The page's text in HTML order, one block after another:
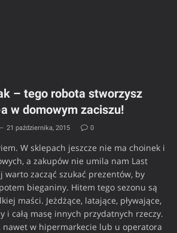
– tego robota stworzysz
w domowym zaciszu!
21 października, 2015 0
W sklepach jeszcze nie ma choinek i
a zakupów nie umila nam Last
warto zacząć szukać prezentów, by
bieganiny. Hitem tego sezonu są
maści. Jeżdżące, latające, pływające,
i całą masę innych przydatnych rzeczy.
nawet w hipermarkecie lub u operatora